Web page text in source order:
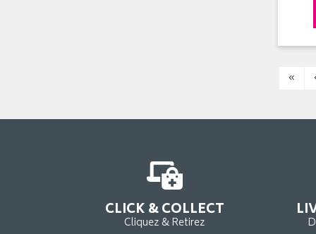
«
CLICK & COLLECT
Cliquez & Retirez